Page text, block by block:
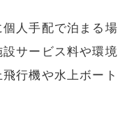
人手配で泊まる場
サービス料や環境
行機や水上ボート